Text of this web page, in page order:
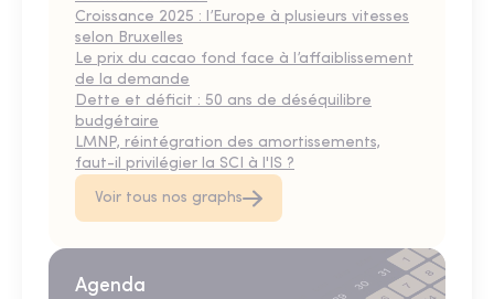
Croissance 2025 : l’Europe à plusieurs vitesses
selon Bruxelles
Le prix du cacao fond face à l’affaiblissement
de la demande
Dette et déficit : 50 ans de déséquilibre
budgétaire
LMNP, réintégration des amortissements,
faut-il privilégier la SCI à l'IS ?
Voir tous nos graphs
Agenda